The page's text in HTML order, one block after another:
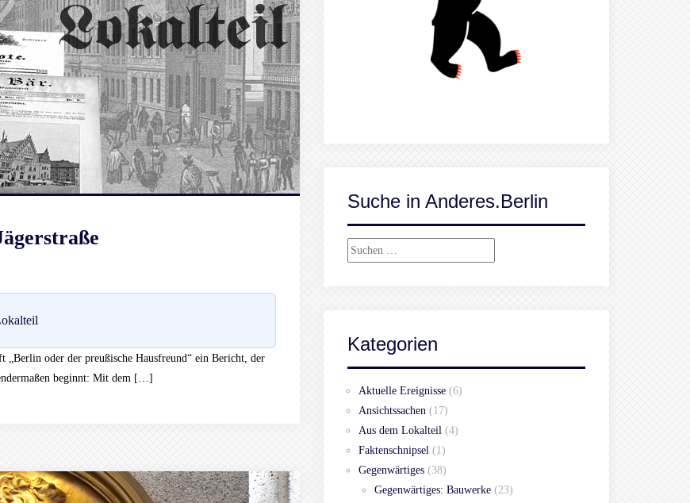
oder der preußische Hausfreund“ ein Bericht, der
beginnt: Mit dem […]
Suche in Anderes.Berlin
Suchen
Kategorien
Aktuelle Ereignisse (6)
Ansichtssachen (17)
Aus dem Lokalteil (4)
Faktenschnipsel (1)
Gegenwärtiges (38)
Gegenwärtiges: Bauwerke (23)